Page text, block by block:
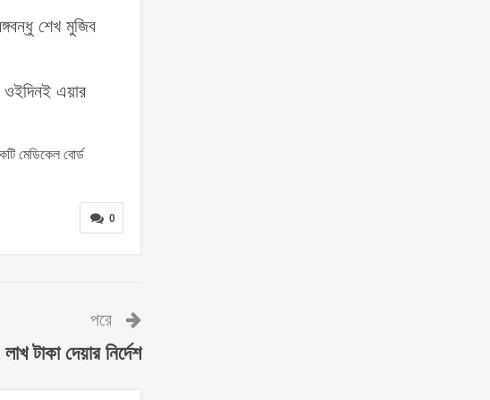
শেখ মুজিব
ওইদিনই এয়ার
মেডিকেল বোর্ড
0
পরে
টাকা দেয়ার নির্দেশ